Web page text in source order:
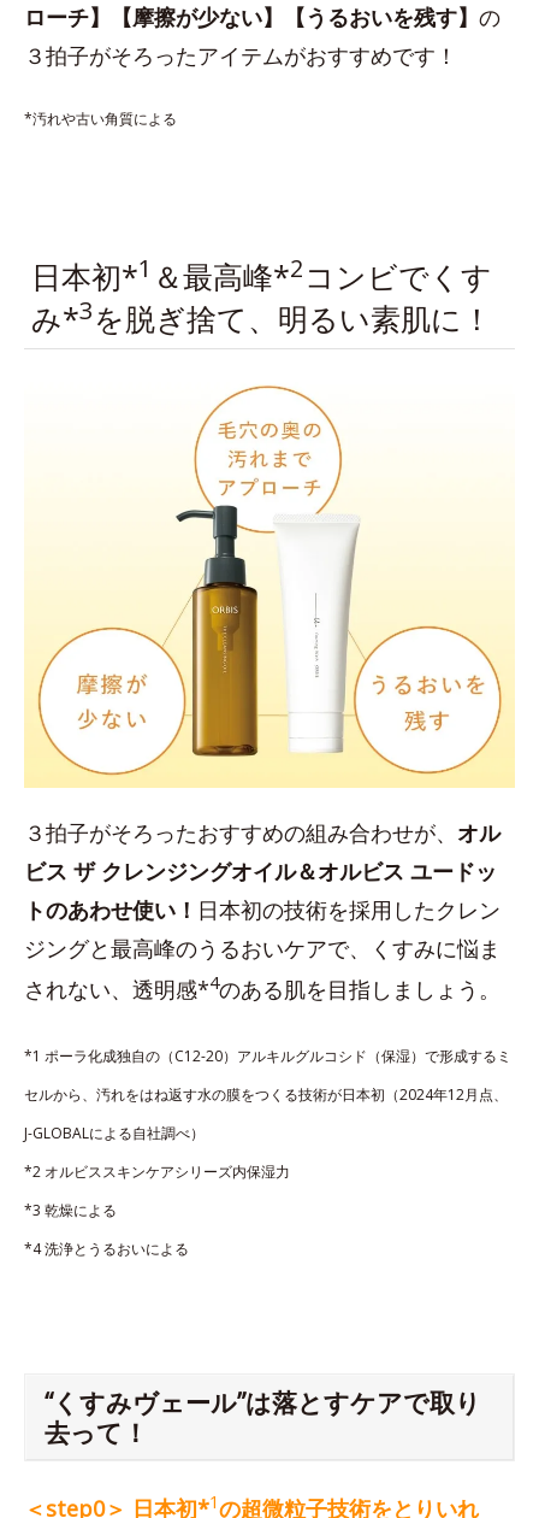
ローチ】【摩擦が少ない】【うるおいを残す】 の
３拍子がそろったアイテムがおすすめです！
*汚れや古い角質による
日本初*1 ＆最高峰*2コンビでくす
み*3を脱ぎ捨て、明るい素肌に！
３拍子がそろったおすすめの組み合わせが、 オル
ビス ザ クレンジングオイル＆オルビス ユードッ
トのあわせ使い！ 日本初の技術を採用したクレン
ジングと最高峰のうるおいケアで、くすみに悩ま
されない、透明感*4のある肌を目指しましょう。
*1 ポーラ化成独自の（C12-20）アルキルグルコシド（保湿）で形成するミ
セルから、汚れをはね返す水の膜をつくる技術が日本初（2024年12月点、
J-GLOBALによる自社調べ）
*2 オルビススキンケアシリーズ内保湿力
*3 乾燥による
*4 洗浄とうるおいによる
“くすみヴェール”は落とすケアで取り
去って！
＜step0＞ 日本初*1の超微粒子技術をとりいれ